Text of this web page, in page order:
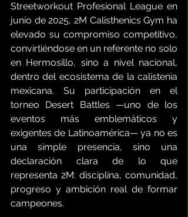
Streetworkout Profesional League en
junio de 2025, 2M Calisthenics Gym ha
elevado su compromiso competitivo,
convirtiéndose en un referente no solo
en Hermosillo, sino a nivel nacional,
dentro del ecosistema de la calistenia
mexicana. Su participación en el
torneo Desert Battles —uno de los
eventos más emblemáticos y
exigentes de Latinoamérica— ya no es
una simple presencia, sino una
declaración clara de lo que
representa 2M: disciplina, comunidad,
progreso y ambición real de formar
campeones.